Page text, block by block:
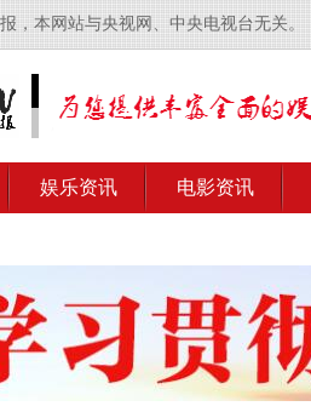
，本网站与央视网、中央电视台无关。
娱乐资讯 电影资讯